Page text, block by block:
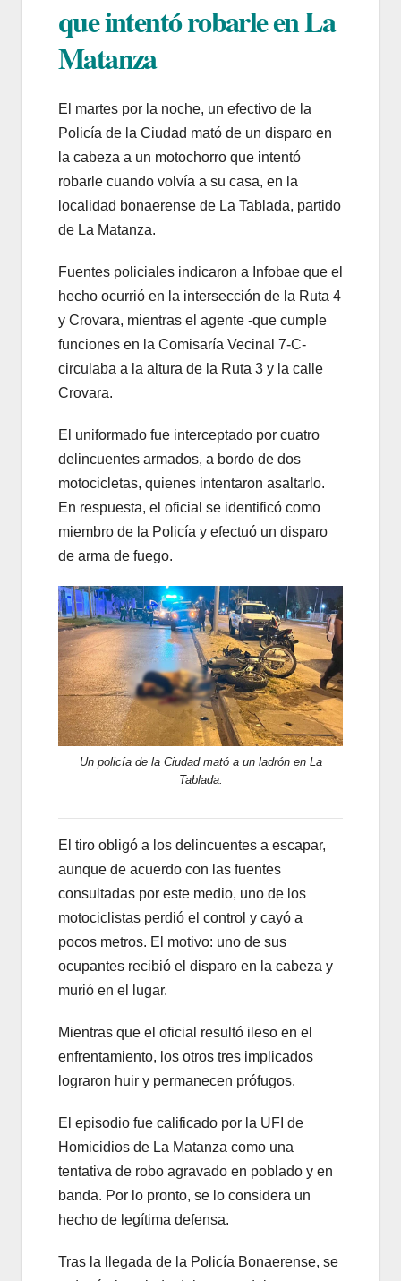
que intentó robarle en La
Matanza
El martes por la noche, un efectivo de la
Policía de la Ciudad mató de un disparo en
la cabeza a un motochorro que intentó
robarle cuando volvía a su casa, en la
localidad bonaerense de La Tablada, partido
de La Matanza.
Fuentes policiales indicaron a Infobae que el
hecho ocurrió en la intersección de la Ruta 4
y Crovara, mientras el agente -que cumple
funciones en la Comisaría Vecinal 7-C-
circulaba a la altura de la Ruta 3 y la calle
Crovara.
El uniformado fue interceptado por cuatro
delincuentes armados, a bordo de dos
motocicletas, quienes intentaron asaltarlo.
En respuesta, el oficial se identificó como
miembro de la Policía y efectuó un disparo
de arma de fuego.
Un policía de la Ciudad mató a un ladrón en La
Tablada.
El tiro obligó a los delincuentes a escapar,
aunque de acuerdo con las fuentes
consultadas por este medio, uno de los
motociclistas perdió el control y cayó a
pocos metros. El motivo: uno de sus
ocupantes recibió el disparo en la cabeza y
murió en el lugar.
Mientras que el oficial resultó ileso en el
enfrentamiento, los otros tres implicados
lograron huir y permanecen prófugos.
El episodio fue calificado por la UFI de
Homicidios de La Matanza como una
tentativa de robo agravado en poblado y en
banda. Por lo pronto, se lo considera un
hecho de legítima defensa.
Tras la llegada de la Policía Bonaerense, se